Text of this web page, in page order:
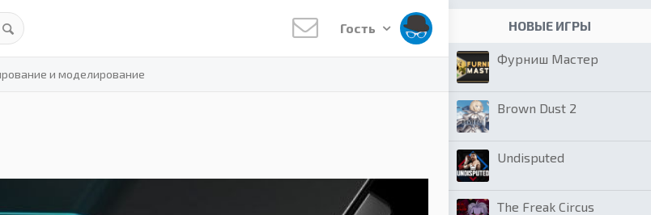
Гость
и моделирование
НОВЫЕ ИГРЫ
Фурниш Мастер
Brown Dust 2
Undisputed
The Freak Circus